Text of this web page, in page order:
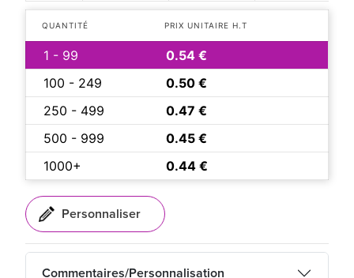
QUANTITÉ PRIX UNITAIRE H.T
1 - 99
0.54 €
100 - 249
0.50 €
250 - 499
0.47 €
500 - 999
0.45 €
1000+
0.44 €
Commentaires/Personnalisation